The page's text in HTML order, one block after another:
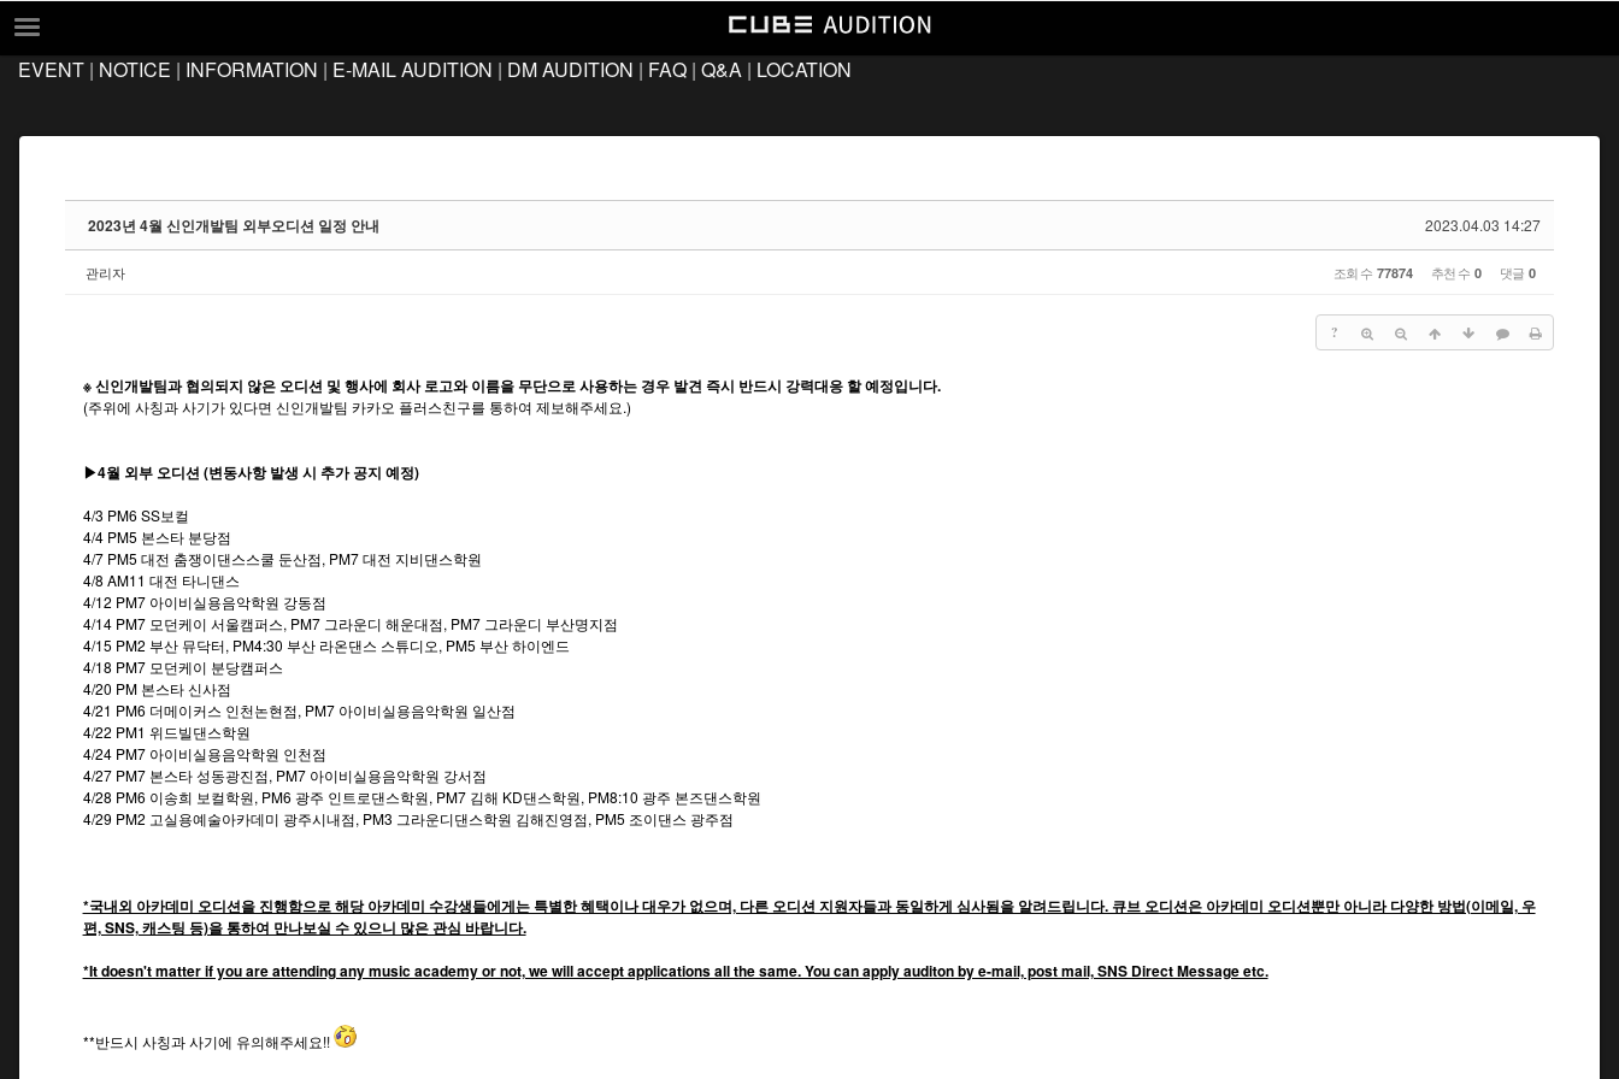
EVENT
E-MAIL AUDITION
DM AUDITION
LOCATION
EVENT | NOTICE | INFORMATION | E-MAIL AUDITION | DM AUDITION | FAQ | Q&A | LOCATION
2023.04.03 14:27
2023년 4월 신인개발팀 외부오디션 일정 안내
관리자 조회 수 77874 추천 수 0 댓글 0
?
※ 신인개발팀과 협의되지 않은 오디션 및 행사에 회사 로고와 이름을 무단으로 사용하는 경우 발견 즉시 반드시 강력대응 할 예정입니다.
(주위에 사칭과 사기가 있다면 신인개발팀 카카오 플러스친구를 통하여 제보해주세요.)
▶4월 외부 오디션 (변동사항 발생 시 추가 공지 예정)
4/3 PM6 SS보컬
4/4 PM5 본스타 분당점
4/7 PM5 대전 춤쟁이댄스스쿨 둔산점, PM7 대전 지비댄스학원
4/8 AM11 대전 타니댄스
4/12 PM7 아이비실용음악학원 강동점
4/14 PM7 모던케이 서울캠퍼스, PM7 그라운디 해운대점, PM7 그라운디 부산명지점
4/15 PM2 부산 뮤닥터, PM4:30 부산 라온댄스 스튜디오, PM5 부산 하이엔드
4/18 PM7 모던케이 분당캠퍼스
4/20 PM 본스타 신사점
4/21 PM6 더메이커스 인천논현점, PM7 아이비실용음악학원 일산점
4/22 PM1 위드빌댄스학원
4/24 PM7 아이비실용음악학원 인천점
4/27 PM7 본스타 성동광진점, PM7 아이비실용음악학원 강서점
4/28 PM6 이송희 보컬학원, PM6 광주 인트로댄스학원, PM7 김해 KD댄스학원, PM8:10 광주 본즈댄스학원
4/29 PM2 고실용예술아카데미 광주시내점, PM3 그라운디댄스학원 김해진영점, PM5 조이댄스 광주점
*국내외 아카데미 오디션을 진행함으로 해당 아카데미 수강생들에게는 특별한 혜택이나 대우가 없으며, 다른 오디션 지원자들과 동일하게 심사됨을 알려드립니다. 큐브 오디션은 아카데미 오디션뿐만 아니라 다양한 방법(이메일, 우
편, SNS, 캐스팅 등)을 통하여 만나보실 수 있으니 많은 관심 바랍니다.
*It doesn't matter if you are attending any music academy or not, we will accept applications all the same. You can apply auditon by e-mail, post mail, SNS Direct Message etc.
**반드시 사칭과 사기에 유의해주세요!!